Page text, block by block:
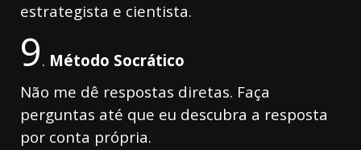
estrategista e cientista.
9. Método Socrático
Não me dê respostas diretas. Faça
perguntas até que eu descubra a resposta
por conta própria.